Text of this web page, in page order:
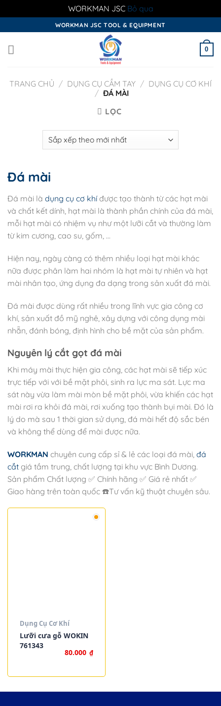
WORKMAN JSC Bỏ qua
to
content
WORKMAN JSC TOOL & EQUIPMENT
0
TRANG CHỦ / DỤNG CỤ CẦM TAY / DỤNG CỤ CƠ KHÍ
/ ĐÁ MÀI
LỌC
Đá mài
Đá mài là dụng cụ cơ khíđược tạo thành từ các hạt mài
và chất kết dính, hạt mài là thành phần chính của đá mài,
mỗi hạt mài có nhiệm vụ như một lưỡi cắt và thường làm
từ kim cương, cao su, gốm, …
Hiện nay, ngày càng có thêm nhiều loại hạt mài khác
nữa được phân làm hai nhóm là hạt mài tự nhiên và hạt
mài nhân tạo, ứng dụng đa dạng trong sản xuất đá mài.
Đá mài được dùng rất nhiều trong lĩnh vực gia công cơ
khí, sản xuất đồ mỹ nghê, xây dựng với công dụng mài
nhẵn, đánh bóng, định hình cho bề mặt của sản phẩm.
Nguyên lý cắt gọt đá mài
Khi máy mài thực hiện gia công, các hạt mài sẽ tiếp xúc
trực tiếp với với bề mặt phôi, sinh ra lực ma sát. Lực ma
sát này vừa làm mài mòn bề mặt phôi, vừa khiến các hạt
mài rơi ra khỏi đá mài, rơi xuống tạo thành bụi mài. Đó là
lý do mà sau 1 thời gian sử dụng, đá mài hết độ sắc bén
và không thể dùng để mài được nữa.
WORKMAN chuyên cung cấp sỉ & lẻ các loại đá mài, đá
cắt giá tầm trung, chất lượng tại khu vực Bình Dương.
Sản phẩm Chất lượng ✅ Chính hãng ✅ Giá rẻ nhất ✅
Giao hàng trên toàn quốc ☎️Tư vấn kỹ thuật chuyên sâu.
Dụng Cụ Cơ Khí
Lưỡi cưa gỗ WOKIN
761343
80.000 ₫